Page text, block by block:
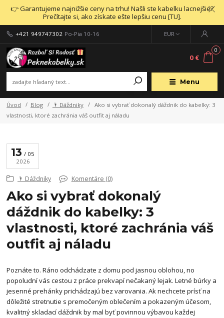
👉 Garantujeme najnižšie ceny na trhu! Našli ste kabelku lacnejšie?
Prečítajte si, ako získate ešte lepšiu cenu [TU].
Menu
EUR
+421 949747302 Po-Pia 10-16
0
0 €
Úvod Blog 🌂 Dáždniky
Ako si vybrať dokonalý dáždnik do kabelky: 3
vlastnosti, ktoré zachránia váš outfit aj náladu
13
05
2026
🌂 Dáždniky Komentáre (0)
Ako si vybrať dokonalý
dáždnik do kabelky: 3
vlastnosti, ktoré zachránia váš
outfit aj náladu
Poznáte to. Ráno odchádzate z domu pod jasnou oblohou, no
popoludní vás cestou z práce prekvapí nečakaný lejak. Letné búrky a
jesenné prehánky prichádzajú bez varovania. Ak nechcete prísť na
dôležité stretnutie s premočeným oblečením a pokazeným účesom,
kvalitný skladací dáždnik by mal byť povinnou výbavou každej